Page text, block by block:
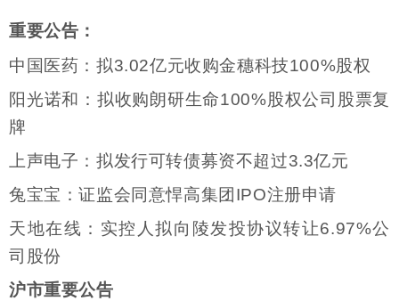
重要公告：
中国医药：拟3.02亿元收购金穗科技100%股权
阳光诺和：拟收购朗研生命100%股权公司股票复
牌
上声电子：拟发行可转债募资不超过3.3亿元
兔宝宝：证监会同意悍高集团IPO注册申请
天地在线：实控人拟向陵发投协议转让6.97%公
司股份
沪市重要公告